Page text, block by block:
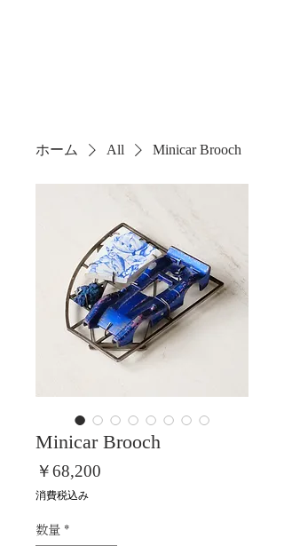
ホーム All Minicar Brooch
Minicar Brooch
￥68,200
消費税込み
数量 *